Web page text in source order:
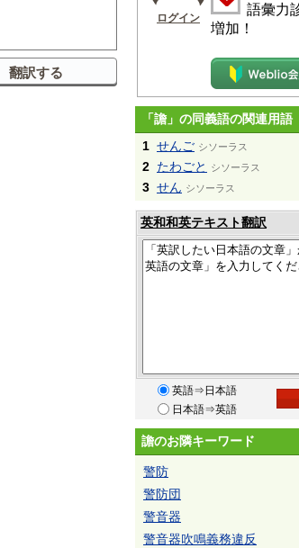
ログイン
語彙力
増加！
「譫」の同義語の関連用語
1 せんご シソーラス
2 たわごと シソーラス
3 せん シソーラス
英和和英テキスト翻訳
英語⇒日本語
日本語⇒英語
譫のお隣キーワード
警防
警防団
警音器
警音器吹鳴義務違反